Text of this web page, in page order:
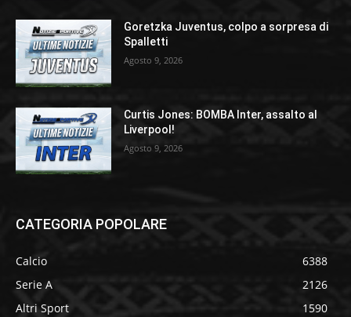
Goretzka Juventus, colpo a sorpresa di
Spalletti
Agosto 9, 2026
Curtis Jones: BOMBA Inter, assalto al
Liverpool!
Agosto 9, 2026
CATEGORIA POPOLARE
Calcio
6388
Serie A
2126
Altri Sport
1590